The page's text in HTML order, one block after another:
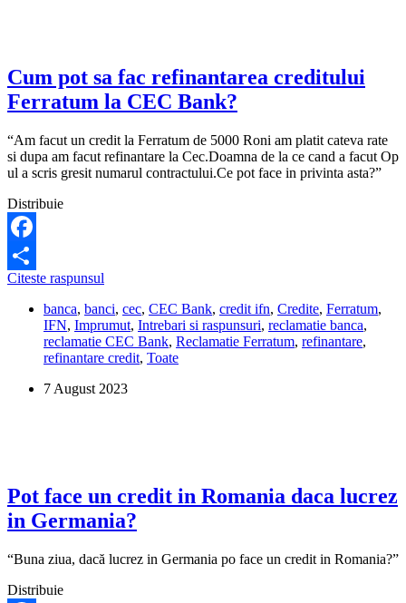
Cum pot sa fac refinantarea creditului
Ferratum la CEC Bank?
“Am facut un credit la Ferratum de 5000 Roni am platit cateva rate
si dupa am facut refinantare la Cec.Doamna de la ce cand a facut Op
ul a scris gresit numarul contractului.Ce pot face in privinta asta?”
Distribuie
Facebook
Share
Citeste raspunsul
sa
fac
refinantarea
creditului
la
banca, banci, cec, CEC Bank, credit ifn, Credite, Ferratum,
IFN, Imprumut, Intrebari si raspunsuri, reclamatie banca,
reclamatie CEC Bank, Reclamatie Ferratum, refinantare,
refinantare credit, Toate
7 August 2023
Pot face un credit in Romania daca lucrez
in Germania?
“Buna ziua, dacă lucrez in Germania po face un credit in Romania?”
Distribuie